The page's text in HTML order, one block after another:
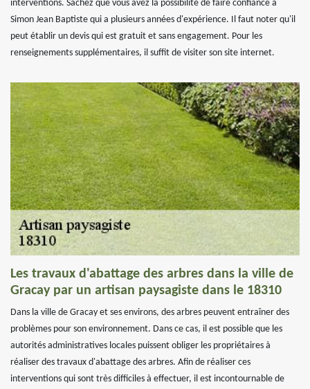
interventions. Sachez que vous avez la possibilité de faire confiance à
Simon Jean Baptiste qui a plusieurs années d'expérience. Il faut noter qu'il
peut établir un devis qui est gratuit et sans engagement. Pour les
renseignements supplémentaires, il suffit de visiter son site internet.
Les travaux d'abattage des arbres dans la ville de
Gracay par un artisan paysagiste dans le 18310
Dans la ville de Gracay et ses environs, des arbres peuvent entraîner des
problèmes pour son environnement. Dans ce cas, il est possible que les
autorités administratives locales puissent obliger les propriétaires à
réaliser des travaux d'abattage des arbres. Afin de réaliser ces
interventions qui sont très difficiles à effectuer, il est incontournable de